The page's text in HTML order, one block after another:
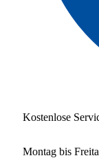
Kostenlose
Montag bis